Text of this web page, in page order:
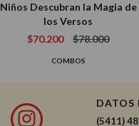
Niños Descubran la Magia de
los Versos
$70.200
$78.000
COMBOS
DATOS
(5411)